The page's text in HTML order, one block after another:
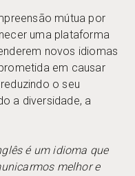
mútua por
uma plataforma
novos idiomas
em causar
o seu
a diversidade, a
é um idioma que
melhor e